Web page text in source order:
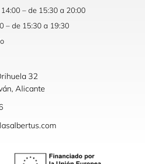
– de 15:30 a 20:00
– de 15:30 a 19:30
32
Alicante